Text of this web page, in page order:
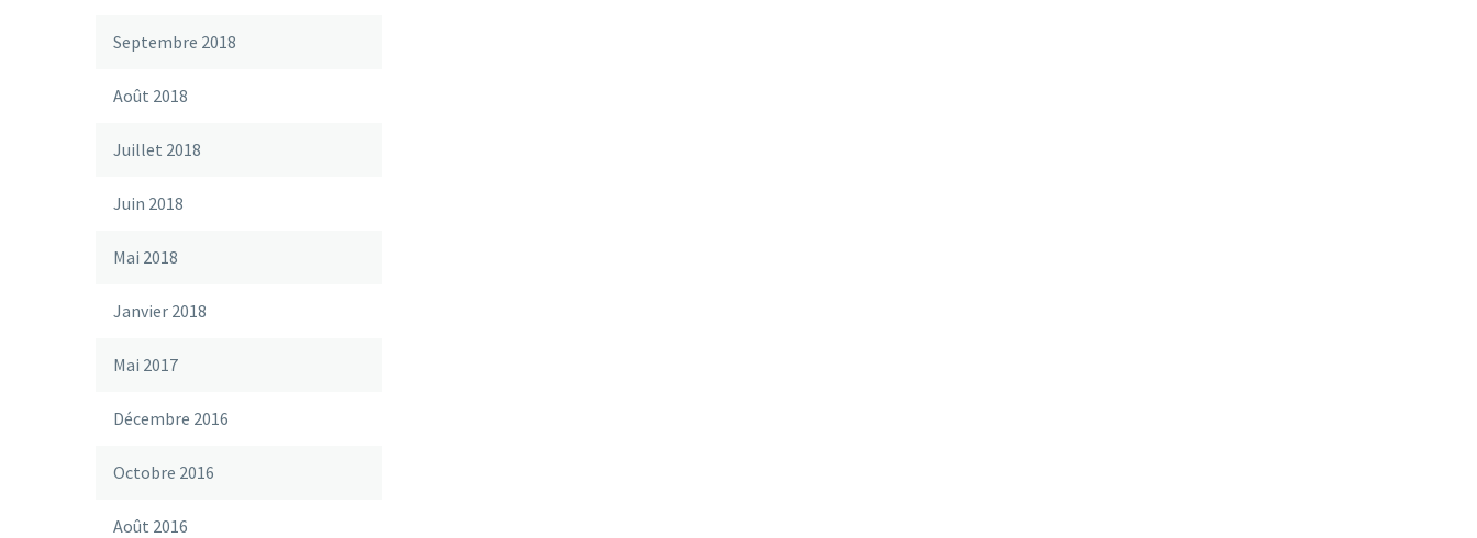
Septembre 2018
Août 2018
Juillet 2018
Juin 2018
Mai 2018
Janvier 2018
Mai 2017
Décembre 2016
Octobre 2016
Août 2016